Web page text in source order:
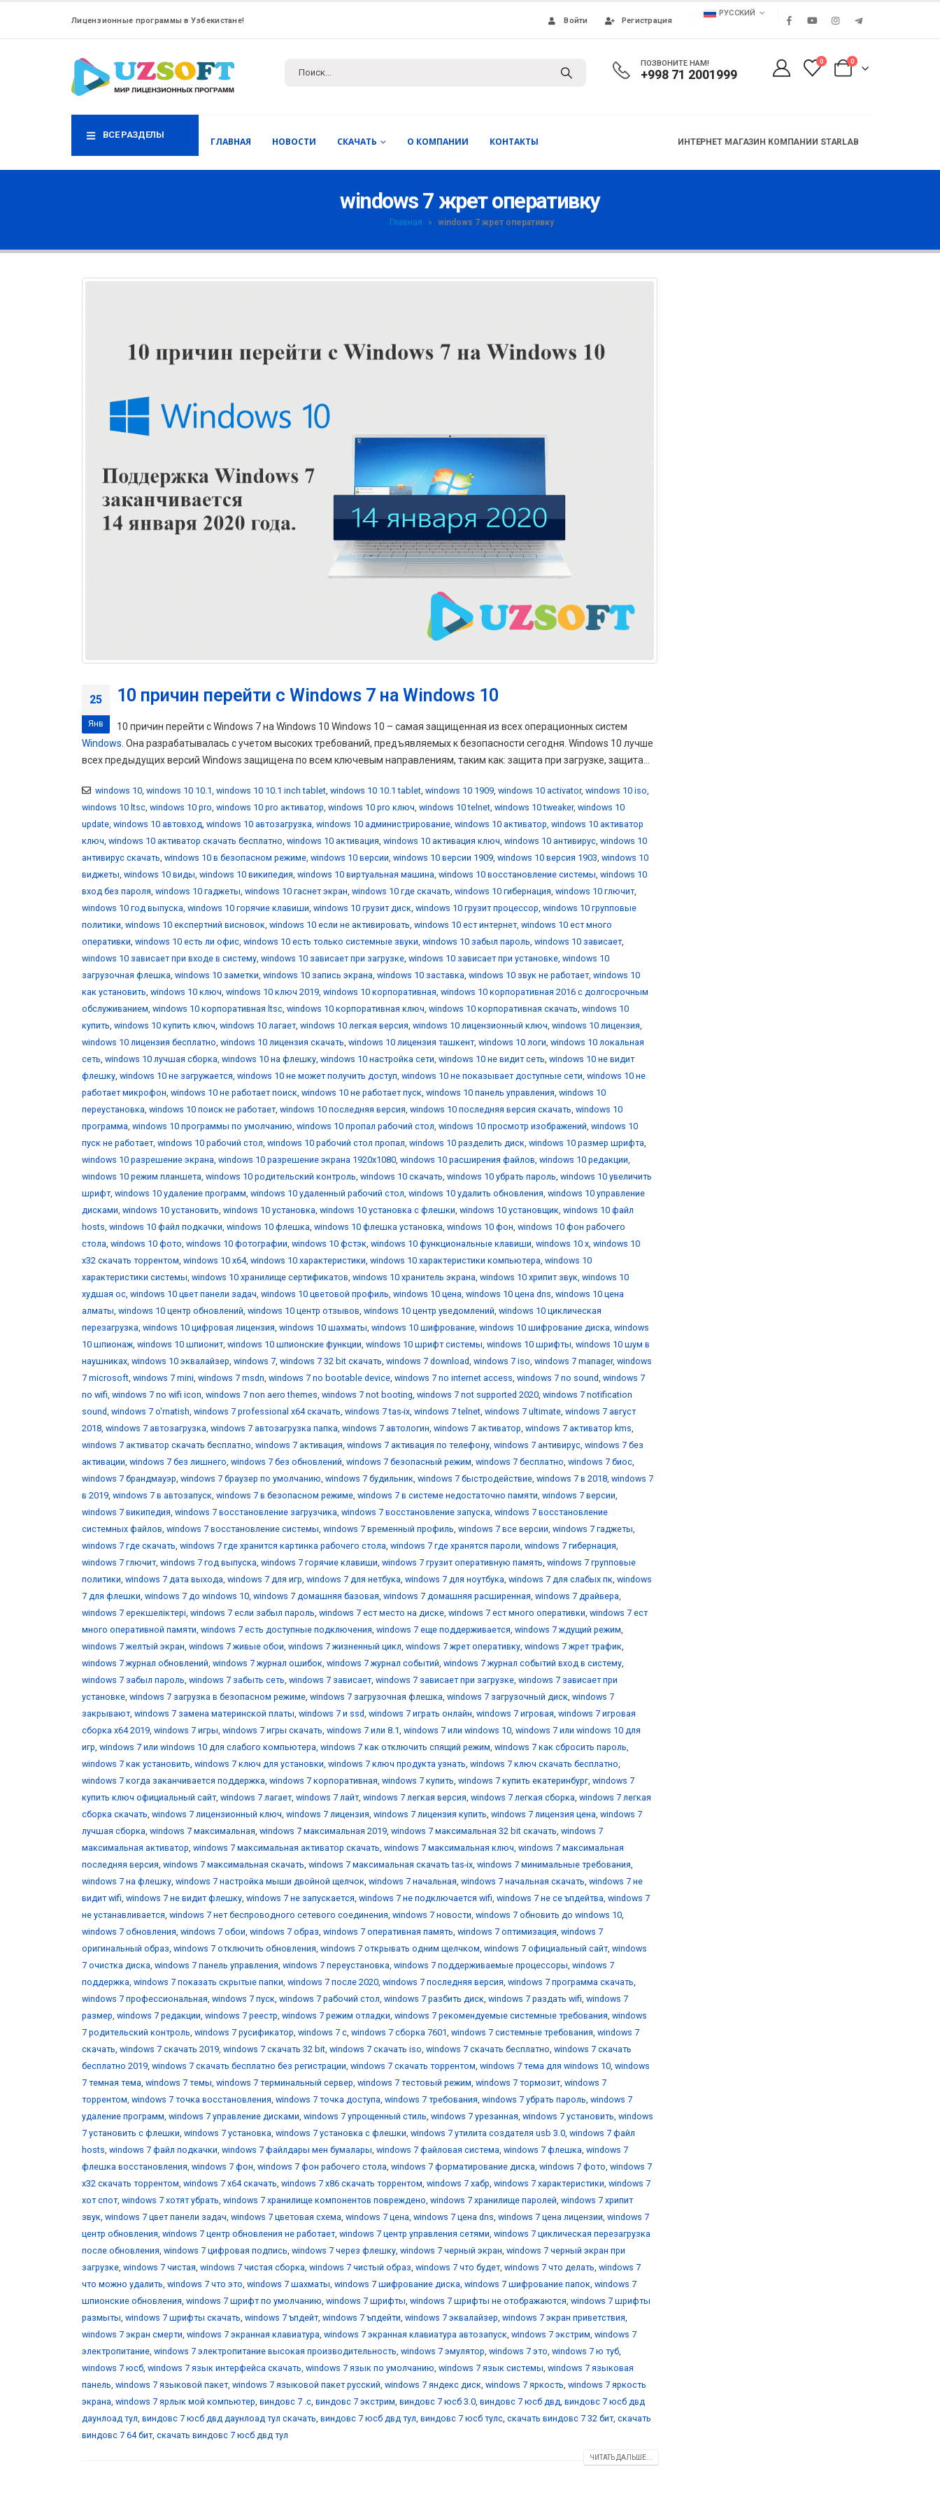
Лицензионные программы в Узбекистане! Войти Регистрация
РУССКИЙ
ПОЗВОНИТЕ НАМ!
+998 71 2001999
0 0
ВСЕ РАЗДЕЛЫ
ГЛАВНАЯ НОВОСТИ СКАЧАТЬ О КОМПАНИИ КОНТАКТЫ ИНТЕРНЕТ МАГАЗИН КОМПАНИИ STARLAB
windows 7 жрет оперативку
Главная » windows 7 жрет оперативку
25
Янв
10 причин перейти с Windows 7 на Windows 10
10 причин перейти с Windows 7 на Windows 10 Windows 10 – самая защищенная из всех операционных систем
Windows . Она разрабатывалась с учетом высоких требований, предъявляемых к безопасности сегодня. Windows 10 лучше
всех предыдущих версий Windows защищена по всем ключевым направлениям, таким как: защита при загрузке, защита...
windows 10, windows 10 10.1, windows 10 10.1 inch tablet, windows 10 10.1 tablet, windows 10 1909, windows 10 activator, windows 10 iso,
windows 10 ltsc, windows 10 pro, windows 10 pro активатор, windows 10 pro ключ, windows 10 telnet, windows 10 tweaker, windows 10
update, windows 10 автовход, windows 10 автозагрузка, windows 10 администрирование, windows 10 активатор, windows 10 активатор
ключ, windows 10 активатор скачать бесплатно, windows 10 активация, windows 10 активация ключ, windows 10 антивирус, windows 10
антивирус скачать, windows 10 в безопасном режиме, windows 10 версии, windows 10 версии 1909, windows 10 версия 1903, windows 10
виджеты, windows 10 виды, windows 10 википедия, windows 10 виртуальная машина, windows 10 восстановление системы, windows 10
вход без пароля, windows 10 гаджеты, windows 10 гаснет экран, windows 10 где скачать, windows 10 гибернация, windows 10 глючит,
windows 10 год выпуска, windows 10 горячие клавиши, windows 10 грузит диск, windows 10 грузит процессор, windows 10 групповые
политики, windows 10 експертний висновок, windows 10 если не активировать, windows 10 ест интернет, windows 10 ест много
оперативки, windows 10 есть ли офис, windows 10 есть только системные звуки, windows 10 забыл пароль, windows 10 зависает,
windows 10 зависает при входе в систему, windows 10 зависает при загрузке, windows 10 зависает при установке, windows 10
загрузочная флешка, windows 10 заметки, windows 10 запись экрана, windows 10 заставка, windows 10 звук не работает, windows 10
как установить, windows 10 ключ, windows 10 ключ 2019, windows 10 корпоративная, windows 10 корпоративная 2016 с долгосрочным
обслуживанием, windows 10 корпоративная ltsc, windows 10 корпоративная ключ, windows 10 корпоративная скачать, windows 10
купить, windows 10 купить ключ, windows 10 лагает, windows 10 легкая версия, windows 10 лицензионный ключ, windows 10 лицензия,
windows 10 лицензия бесплатно, windows 10 лицензия скачать, windows 10 лицензия ташкент, windows 10 логи, windows 10 локальная
сеть, windows 10 лучшая сборка, windows 10 на флешку, windows 10 настройка сети, windows 10 не видит сеть, windows 10 не видит
флешку, windows 10 не загружается, windows 10 не может получить доступ, windows 10 не показывает доступные сети, windows 10 не
работает микрофон, windows 10 не работает поиск, windows 10 не работает пуск, windows 10 панель управления, windows 10
переустановка, windows 10 поиск не работает, windows 10 последняя версия, windows 10 последняя версия скачать, windows 10
программа, windows 10 программы по умолчанию, windows 10 пропал рабочий стол, windows 10 просмотр изображений, windows 10
пуск не работает, windows 10 рабочий стол, windows 10 рабочий стол пропал, windows 10 разделить диск, windows 10 размер шрифта,
windows 10 разрешение экрана, windows 10 разрешение экрана 1920x1080, windows 10 расширения файлов, windows 10 редакции,
windows 10 режим планшета, windows 10 родительский контроль, windows 10 скачать, windows 10 убрать пароль, windows 10 увеличить
шрифт, windows 10 удаление программ, windows 10 удаленный рабочий стол, windows 10 удалить обновления, windows 10 управление
дисками, windows 10 установить, windows 10 установка, windows 10 установка с флешки, windows 10 установщик, windows 10 файл
hosts, windows 10 файл подкачки, windows 10 флешка, windows 10 флешка установка, windows 10 фон, windows 10 фон рабочего
стола, windows 10 фото, windows 10 фотографии, windows 10 фстэк, windows 10 функциональные клавиши, windows 10 х, windows 10
х32 скачать торрентом, windows 10 х64, windows 10 характеристики, windows 10 характеристики компьютера, windows 10
характеристики системы, windows 10 хранилище сертификатов, windows 10 хранитель экрана, windows 10 хрипит звук, windows 10
худшая ос, windows 10 цвет панели задач, windows 10 цветовой профиль, windows 10 цена, windows 10 цена dns, windows 10 цена
алматы, windows 10 центр обновлений, windows 10 центр отзывов, windows 10 центр уведомлений, windows 10 циклическая
перезагрузка, windows 10 цифровая лицензия, windows 10 шахматы, windows 10 шифрование, windows 10 шифрование диска, windows
10 шпионаж, windows 10 шпионит, windows 10 шпионские функции, windows 10 шрифт системы, windows 10 шрифты, windows 10 шум в
наушниках, windows 10 эквалайзер, windows 7, windows 7 32 bit скачать, windows 7 download, windows 7 iso, windows 7 manager, windows
7 microsoft, windows 7 mini, windows 7 msdn, windows 7 no bootable device, windows 7 no internet access, windows 7 no sound, windows 7
no wifi, windows 7 no wifi icon, windows 7 non aero themes, windows 7 not booting, windows 7 not supported 2020, windows 7 notification
sound, windows 7 o'rnatish, windows 7 professional x64 скачать, windows 7 tas-ix, windows 7 telnet, windows 7 ultimate, windows 7 август
2018, windows 7 автозагрузка, windows 7 автозагрузка папка, windows 7 автологин, windows 7 активатор, windows 7 активатор kms,
windows 7 активатор скачать бесплатно, windows 7 активация, windows 7 активация по телефону, windows 7 антивирус, windows 7 без
активации, windows 7 без лишнего, windows 7 без обновлений, windows 7 безопасный режим, windows 7 бесплатно, windows 7 биос,
windows 7 брандмауэр, windows 7 браузер по умолчанию, windows 7 будильник, windows 7 быстродействие, windows 7 в 2018, windows 7
в 2019, windows 7 в автозапуск, windows 7 в безопасном режиме, windows 7 в системе недостаточно памяти, windows 7 версии,
windows 7 википедия, windows 7 восстановление загрузчика, windows 7 восстановление запуска, windows 7 восстановление
системных файлов, windows 7 восстановление системы, windows 7 временный профиль, windows 7 все версии, windows 7 гаджеты,
windows 7 где скачать, windows 7 где хранится картинка рабочего стола, windows 7 где хранятся пароли, windows 7 гибернация,
windows 7 глючит, windows 7 год выпуска, windows 7 горячие клавиши, windows 7 грузит оперативную память, windows 7 групповые
политики, windows 7 дата выхода, windows 7 для игр, windows 7 для нетбука, windows 7 для ноутбука, windows 7 для слабых пк, windows
7 для флешки, windows 7 до windows 10, windows 7 домашняя базовая, windows 7 домашняя расширенная, windows 7 драйвера,
windows 7 ерекшеліктері, windows 7 если забыл пароль, windows 7 ест место на диске, windows 7 ест много оперативки, windows 7 ест
много оперативной памяти, windows 7 есть доступные подключения, windows 7 еще поддерживается, windows 7 ждущий режим,
windows 7 желтый экран, windows 7 живые обои, windows 7 жизненный цикл, windows 7 жрет оперативку, windows 7 жрет трафик,
windows 7 журнал обновлений, windows 7 журнал ошибок, windows 7 журнал событий, windows 7 журнал событий вход в систему,
windows 7 забыл пароль, windows 7 забыть сеть, windows 7 зависает, windows 7 зависает при загрузке, windows 7 зависает при
установке, windows 7 загрузка в безопасном режиме, windows 7 загрузочная флешка, windows 7 загрузочный диск, windows 7
закрывают, windows 7 замена материнской платы, windows 7 и ssd, windows 7 играть онлайн, windows 7 игровая, windows 7 игровая
сборка x64 2019, windows 7 игры, windows 7 игры скачать, windows 7 или 8.1, windows 7 или windows 10, windows 7 или windows 10 для
игр, windows 7 или windows 10 для слабого компьютера, windows 7 как отключить спящий режим, windows 7 как сбросить пароль,
windows 7 как установить, windows 7 ключ для установки, windows 7 ключ продукта узнать, windows 7 ключ скачать бесплатно,
windows 7 когда заканчивается поддержка, windows 7 корпоративная, windows 7 купить, windows 7 купить екатеринбург, windows 7
купить ключ официальный сайт, windows 7 лагает, windows 7 лайт, windows 7 легкая версия, windows 7 легкая сборка, windows 7 легкая
сборка скачать, windows 7 лицензионный ключ, windows 7 лицензия, windows 7 лицензия купить, windows 7 лицензия цена, windows 7
лучшая сборка, windows 7 максимальная, windows 7 максимальная 2019, windows 7 максимальная 32 bit скачать, windows 7
максимальная активатор, windows 7 максимальная активатор скачать, windows 7 максимальная ключ, windows 7 максимальная
последняя версия, windows 7 максимальная скачать, windows 7 максимальная скачать tas-ix, windows 7 минимальные требования,
windows 7 на флешку, windows 7 настройка мыши двойной щелчок, windows 7 начальная, windows 7 начальная скачать, windows 7 не
видит wifi, windows 7 не видит флешку, windows 7 не запускается, windows 7 не подключается wifi, windows 7 не се ъпдейтва, windows 7
не устанавливается, windows 7 нет беспроводного сетевого соединения, windows 7 новости, windows 7 обновить до windows 10,
windows 7 обновления, windows 7 обои, windows 7 образ, windows 7 оперативная память, windows 7 оптимизация, windows 7
оригинальный образ, windows 7 отключить обновления, windows 7 открывать одним щелчком, windows 7 официальный сайт, windows
7 очистка диска, windows 7 панель управления, windows 7 переустановка, windows 7 поддерживаемые процессоры, windows 7
поддержка, windows 7 показать скрытые папки, windows 7 после 2020, windows 7 последняя версия, windows 7 программа скачать,
windows 7 профессиональная, windows 7 пуск, windows 7 рабочий стол, windows 7 разбить диск, windows 7 раздать wifi, windows 7
размер, windows 7 редакции, windows 7 реестр, windows 7 режим отладки, windows 7 рекомендуемые системные требования, windows
7 родительский контроль, windows 7 русификатор, windows 7 с, windows 7 сборка 7601, windows 7 системные требования, windows 7
скачать, windows 7 скачать 2019, windows 7 скачать 32 bit, windows 7 скачать iso, windows 7 скачать бесплатно, windows 7 скачать
бесплатно 2019, windows 7 скачать бесплатно без регистрации, windows 7 скачать торрентом, windows 7 тема для windows 10, windows
7 темная тема, windows 7 темы, windows 7 терминальный сервер, windows 7 тестовый режим, windows 7 тормозит, windows 7
торрентом, windows 7 точка восстановления, windows 7 точка доступа, windows 7 требования, windows 7 убрать пароль, windows 7
удаление программ, windows 7 управление дисками, windows 7 упрощенный стиль, windows 7 урезанная, windows 7 установить, windows
7 установить с флешки, windows 7 установка, windows 7 установка с флешки, windows 7 утилита создателя usb 3.0, windows 7 файл
hosts, windows 7 файл подкачки, windows 7 файлдары мен бумалары, windows 7 файловая система, windows 7 флешка, windows 7
флешка восстановления, windows 7 фон, windows 7 фон рабочего стола, windows 7 форматирование диска, windows 7 фото, windows 7
х32 скачать торрентом, windows 7 х64 скачать, windows 7 х86 скачать торрентом, windows 7 хабр, windows 7 характеристики, windows 7
хот спот, windows 7 хотят убрать, windows 7 хранилище компонентов повреждено, windows 7 хранилище паролей, windows 7 хрипит
звук, windows 7 цвет панели задач, windows 7 цветовая схема, windows 7 цена, windows 7 цена dns, windows 7 цена лицензии, windows 7
центр обновления, windows 7 центр обновления не работает, windows 7 центр управления сетями, windows 7 циклическая перезагрузка
после обновления, windows 7 цифровая подпись, windows 7 через флешку, windows 7 черный экран, windows 7 черный экран при
загрузке, windows 7 чистая, windows 7 чистая сборка, windows 7 чистый образ, windows 7 что будет, windows 7 что делать, windows 7
что можно удалить, windows 7 что это, windows 7 шахматы, windows 7 шифрование диска, windows 7 шифрование папок, windows 7
шпионские обновления, windows 7 шрифт по умолчанию, windows 7 шрифты, windows 7 шрифты не отображаются, windows 7 шрифты
размыты, windows 7 шрифты скачать, windows 7 ъпдейт, windows 7 ъпдейти, windows 7 эквалайзер, windows 7 экран приветствия,
windows 7 экран смерти, windows 7 экранная клавиатура, windows 7 экранная клавиатура автозапуск, windows 7 экстрим, windows 7
электропитание, windows 7 электропитание высокая производительность, windows 7 эмулятор, windows 7 это, windows 7 ю туб,
windows 7 юсб, windows 7 язык интерфейса скачать, windows 7 язык по умолчанию, windows 7 язык системы, windows 7 языковая
панель, windows 7 языковой пакет, windows 7 языковой пакет русский, windows 7 яндекс диск, windows 7 яркость, windows 7 яркость
экрана, windows 7 ярлык мой компьютер, виндовс 7 .с, виндовс 7 экстрим, виндовс 7 юсб 3.0, виндовс 7 юсб двд, виндовс 7 юсб двд
даунлоад тул, виндовс 7 юсб двд даунлоад тул скачать, виндовс 7 юсб двд тул, виндовс 7 юсб тулс, скачать виндовс 7 32 бит, скачать
виндовс 7 64 бит, скачать виндовс 7 юсб двд тул
ЧИТАТЬ ДАЛЬШЕ...